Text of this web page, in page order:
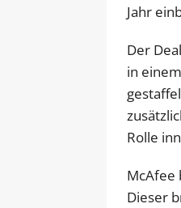
Jahr
Der
in
Rolle
McAfee
Dieser